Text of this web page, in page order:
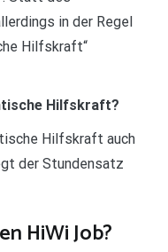
in der Regel
Hilfskraft“
Hilfskraft?
Hilfskraft auch
der Stundensatz
HiWi Job?